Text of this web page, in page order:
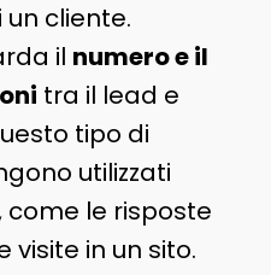
un cliente.
il numero e il
tra il lead e
tipo di
utilizzati
come le risposte
visite in un sito.